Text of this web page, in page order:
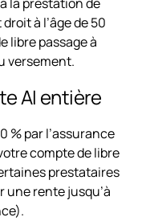
la prestation de
à l’âge de 50
libre passage à
versement.
AI entière
% par l’assurance
compte de libre
prestataires
une rente jusqu’à